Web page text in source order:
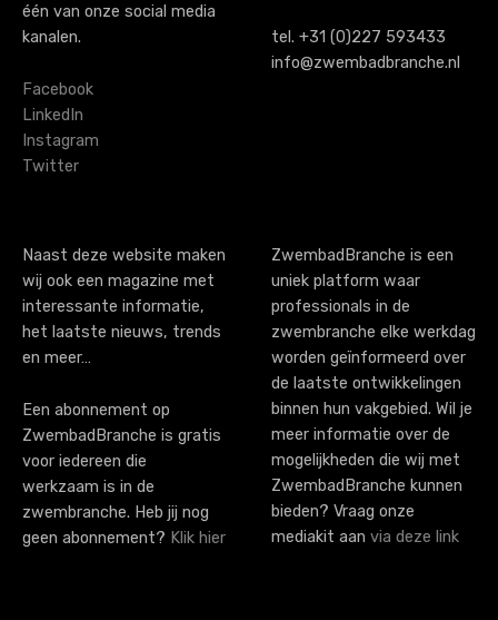
één van onze social media
kanalen.
Facebook
LinkedIn
Instagram
Twitter
tel. +31 (0)227 593433
info@zwembadbranche.nl
Naast deze website maken
wij ook een magazine met
interessante informatie,
het laatste nieuws, trends
en meer…
Een abonnement op
ZwembadBranche is gratis
voor iedereen die
werkzaam is in de
zwembranche. Heb jij nog
geen abonnement? Klik hier
ZwembadBranche is een
uniek platform waar
professionals in de
zwembranche elke werkdag
worden geïnformeerd over
de laatste ontwikkelingen
binnen hun vakgebied. Wil je
meer informatie over de
mogelijkheden die wij met
ZwembadBranche kunnen
bieden? Vraag onze
mediakit aan via deze link